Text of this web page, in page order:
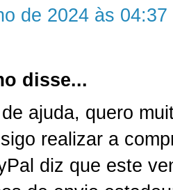
de 2024 às 04:37
disse...
ajuda, quero
realizar a
diz que este